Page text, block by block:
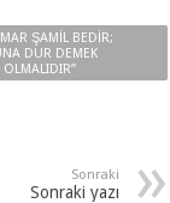
ŞAMIL BEDİR;
DUR DEMEK
OLMALIDIR”
Sonraki
Sonraki yazı